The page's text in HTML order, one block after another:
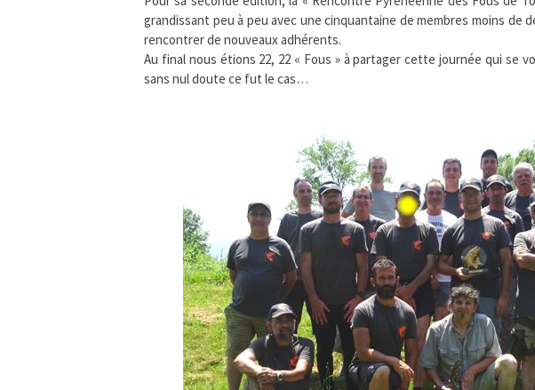
grandissant peu à peu avec une cinquantaine de membres moins de
rencontrer de nouveaux adhérents.
Au final nous étions 22, 22 « Fous » à partager cette journée qui se
sans nul doute ce fut le cas…